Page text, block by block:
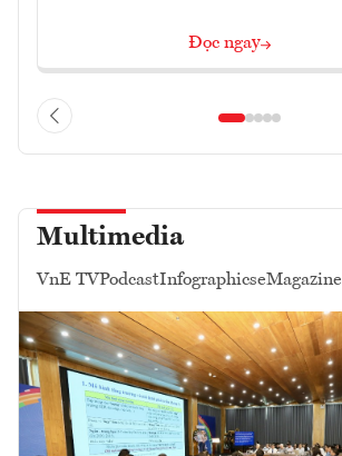
Đọc ngay
Multimedia
VnE TVPodcastInfographicseMagazine